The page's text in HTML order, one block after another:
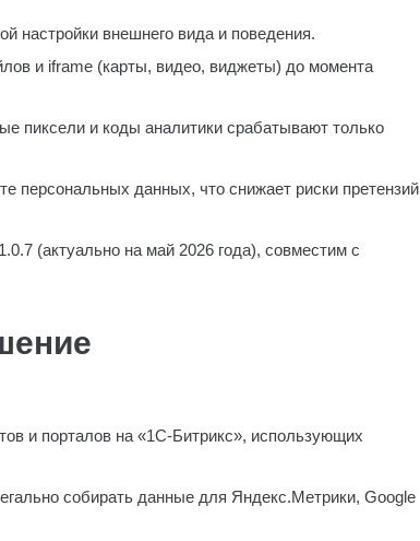
настройки внешнего вида и поведения.
и iframe (карты, видео, виджеты) до момента
пиксели и коды аналитики срабатывают только
персональных данных, что снижает риски претензий
(актуально на май 2026 года), совместим с
и порталов на «1С-Битрикс», использующих
собирать данные для Яндекс.Метрики, Google